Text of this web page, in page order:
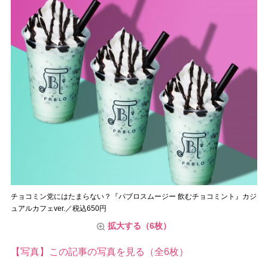
チョコミン党にはたまらない？『パブロスムージー 飲むチョコミント』カジ
ュアルカフェver.／税込650円
拡大する（6枚）
【写真】この記事の写真を見る（全6枚）